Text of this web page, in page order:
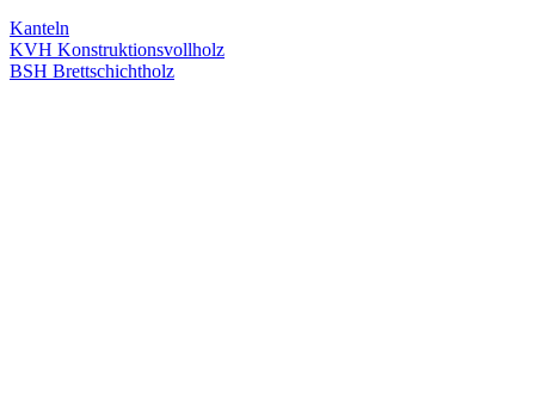
Kanteln
KVH Konstruktionsvollholz
BSH Brettschichtholz